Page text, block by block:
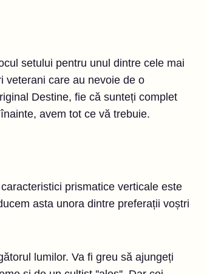
setului pentru unul dintre cele mai
veterani care au nevoie de o
Destine, fie că sunteți complet
avem tot ce vă trebuie.
prismatice verticale este
asta unora dintre preferații voștri
lumilor. Va fi greu să ajungeți